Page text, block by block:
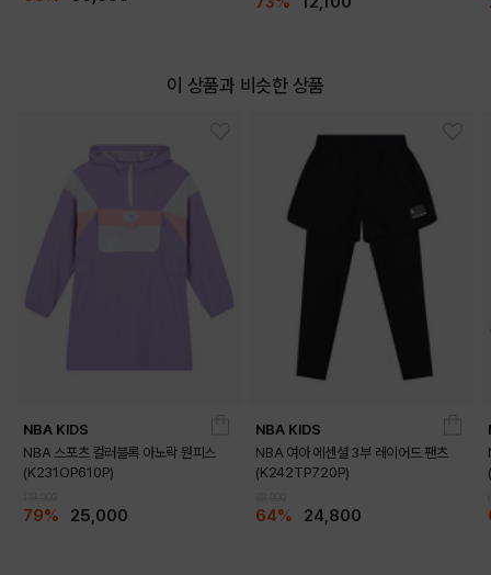
이 상품과 비슷한 상품
NBA KIDS
NBA 스포츠 컬러블록 아노락 원피스
(K231OP610P)
79% 25,000
NBA KIDS
NBA 여아 에센셜 3부 레이어드 팬츠
(K242TP720P)
64% 24,800